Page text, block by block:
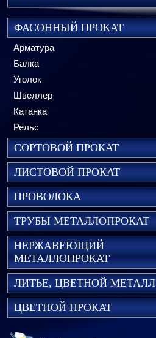
ФАСОННЫЙ ПРОКАТ
Арматура
Балка
Уголок
Швеллер
Катанка
Рельс
СОРТОВОЙ ПРОКАТ
ЛИСТОВОЙ ПРОКАТ
ПРОВОЛОКА
ТРУБЫ МЕТАЛЛОПРОКАТ
НЕРЖАВЕЮЩИЙ
МЕТАЛЛОПРОКАТ
ЛИТЬЕ, ЦВЕТНОЙ МЕТАЛЛ
ЦВЕТНОЙ ПРОКАТ